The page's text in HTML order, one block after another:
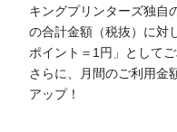
キングプリンターズ独自
の合計金額（税抜）に対
ポイント＝1円」として
さらに、月間のご利用金
アップ！